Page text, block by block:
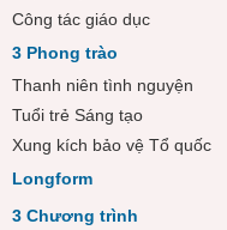
Công tác giáo dục
3 Phong trào
Thanh niên tình nguyện
Tuổi trẻ Sáng tạo
Xung kích bảo vệ Tổ quốc
Longform
3 Chương trình